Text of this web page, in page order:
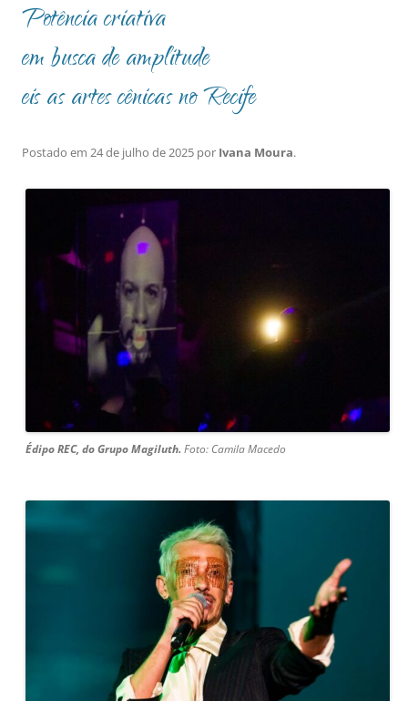
Potência criativa
em busca de amplitude
eis as artes cênicas no Recife
Postado em 24 de julho de 2025 por Ivana Moura.
Édipo REC, do Grupo Magiluth. Foto: Camila Macedo